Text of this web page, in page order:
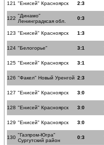
121 "Енисей" Красноярск 2:3
122 "Динамо"
Ленинградксая обл.
0:3
123 "Енисей" Красноярск 1:3
124 "Белогорье" 3:1
125 "Енисей" Красноярск 3:1
126 "Факел" Новый Уренгой 2:3
127 "Енисей" Красноярск 3:0
128 "Енисей" Красноярск 3:0
129 "Енисей" Красноярск 3:0
130 "Газпром-Югра"
Сургутский район
0:3